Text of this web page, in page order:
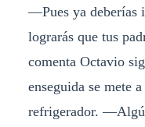
—Pues ya deberías
lograrás que tus
comenta Octavio
enseguida se mete
refrigerador.